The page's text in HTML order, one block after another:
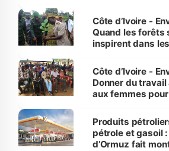
Côte d’Ivoire -
Quand les forêts
inspirent dans
Côte d’Ivoire -
Donner du
aux femmes
menacées
Produits
pétrole et gasoil
d’Ormuz fait